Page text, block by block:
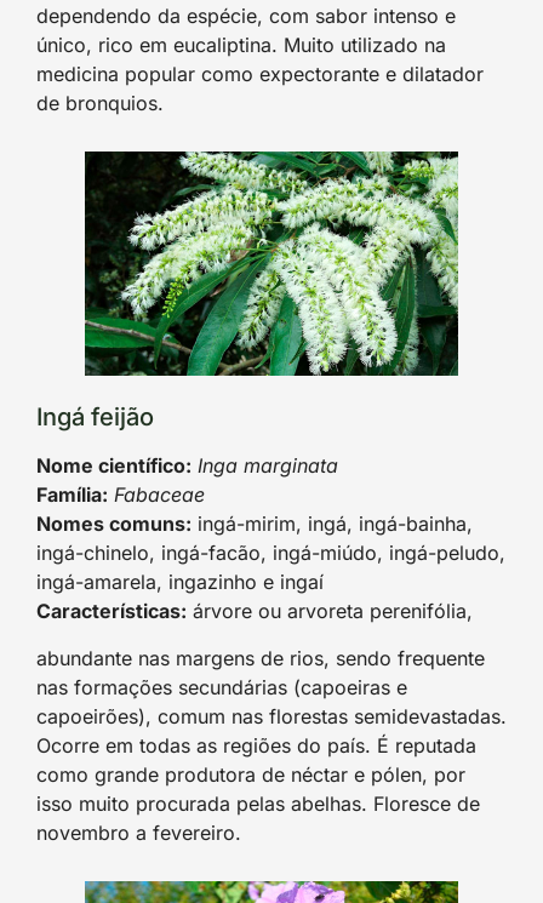
dependendo da espécie, com sabor intenso e
único, rico em eucaliptina. Muito utilizado na
medicina popular como expectorante e dilatador
de bronquios.
Ingá feijão
Nome científico: Inga marginata
Família: Fabaceae
Nomes comuns: ingá-mirim, ingá, ingá-bainha,
ingá-chinelo, ingá-facão, ingá-miúdo, ingá-peludo,
ingá-amarela, ingazinho e ingaí
Características: árvore ou arvoreta perenifólia,
abundante nas margens de rios, sendo frequente
nas formações secundárias (capoeiras e
capoeirões), comum nas florestas semidevastadas.
Ocorre em todas as regiões do país. É reputada
como grande produtora de néctar e pólen, por
isso muito procurada pelas abelhas. Floresce de
novembro a fevereiro.